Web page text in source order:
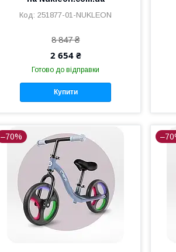
251877-01-NUKLEON
8 847 ₴
2 654 ₴
Готово до відправки
Купити
–70%